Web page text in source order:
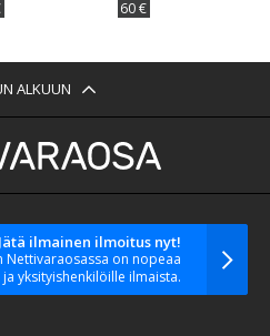
60 €
ALKUUN
Jätä ilmainen ilmoitus nyt!
Nettivaraosassa on nopeaa
ja yksityishenkilöille ilmaista.